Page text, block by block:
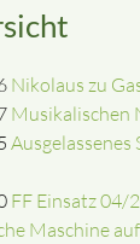
Nikolaus zu
Musikalischen
FF Einsatz 04/
Maschine